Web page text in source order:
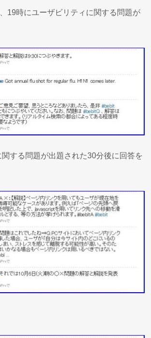
19時にユーザビリティに関する問題が
する問題が出題された30分後に回答を